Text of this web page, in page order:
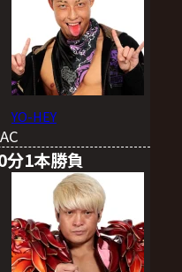
YO-HEY
1本勝負